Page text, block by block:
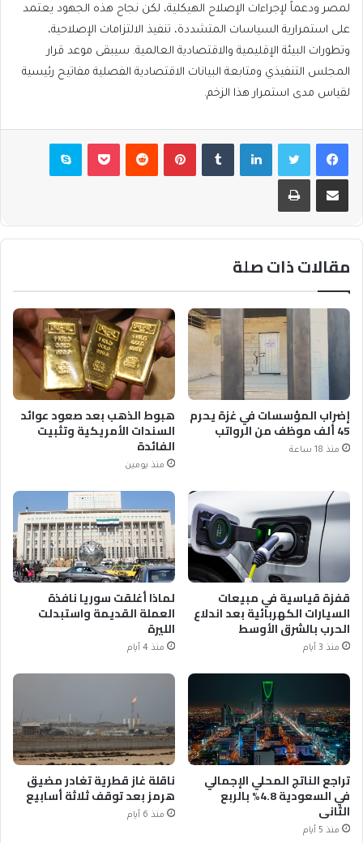
لمصر ودعماً لإجراءات الإصلاح الهيكلية، لكن نجاح هذه الجهود يعتمد
على استمرارية السياسات المتشددة، تنفيذ الالتزامات الإصلاحية،
وتطورات البيئة الإقليمية والاقتصادية العالمية. سيبقى موعد قرار
المجلس التنفيذي ومتابعة البيانات الاقتصادية الفصلية مفاتيح رئيسية
لقياس مدى استمرار هذا الزخم.
فيسبوكتويتر لينكدإن بينتيريست بوكيت سكايب
مشاركة عبر البريد طباعة
مقالات ذات صلة
إضراب المؤسسات في غزة يحرم
45 ألف موظف من الرواتب
منذ 18 ساعة
هبوط الذهب بعد صعود عوائد
السندات الأمريكية وتثبيت
الفائدة
منذ يومين
قفزة قياسية في مبيعات
السيارات الكهربائية بعد اندلاع
الحرب بالشرق الأوسط
منذ 3 أيام
لماذا أغلقت سوريا نافذة
العملة القديمة واستبدلت
الليرة
منذ 4 أيام
تراجع الناتج المحلي الإجمالي
في السعودية 4.8% بالربع
الثاني
منذ 5 أيام
ناقلة غاز قطرية تغادر مضيق
هرمز بعد توقف ثلاثة أسابيع
منذ 6 أيام